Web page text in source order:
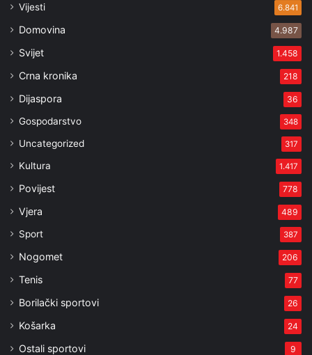
Vijesti 6.841
Domovina 4.987
Svijet 1.458
Crna kronika 218
Dijaspora 36
Gospodarstvo 348
Uncategorized 317
Kultura 1.417
Povijest 778
Vjera 489
Sport 387
Nogomet 206
Tenis 77
Borilački sportovi 26
Košarka 24
Ostali sportovi 9